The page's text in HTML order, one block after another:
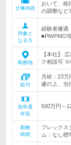
仕事内容
おいて、統
の調整など
対象と
なる方
経験者優遇
■PM/PMO
勤務地
【本社】
ク相談可 ※
給与
月給：23
慮の上、当
初年度
年収
500万円～
勤務
時間
フレックス
ム：なし標